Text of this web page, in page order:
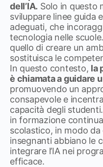
dell’IA. Solo in questo
sviluppare linee guida
adeguati, che
tecnologia nelle
quello di creare un
sostituisca le
In questo contesto, la
è chiamata a guidare
promuovendo un
consapevole e
capacità degli
in formazione
scolastico, in modo
insegnanti abbiano le
integrare l’IA nei
efficace.